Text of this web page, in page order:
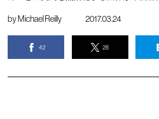
byMichael Reilly 2017.03.24
42 28